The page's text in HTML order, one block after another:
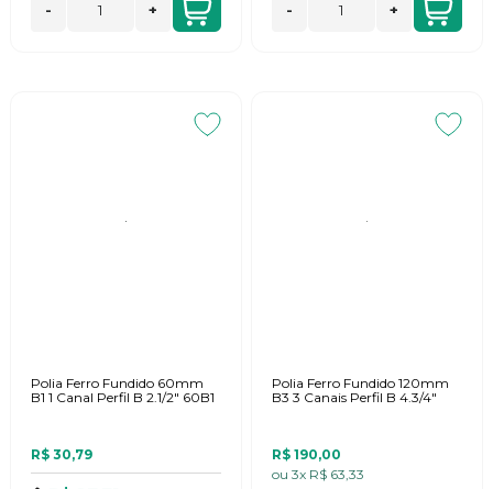
- + - +
Polia Ferro Fundido 60mm
B1 1 Canal Perfil B 2.1/2" 60B1
R$ 30,79
Polia Ferro Fundido 120mm
B3 3 Canais Perfil B 4.3/4"
R$ 190,00
ou 3x R$ 63,33